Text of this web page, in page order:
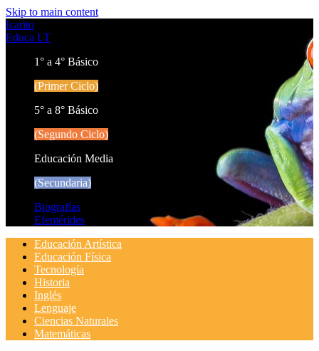
Skip to main content
Icarito
Educa LT
1° a 4° Básico
(Primer Ciclo)
5° a 8° Básico
(Segundo Ciclo)
Educación Media
(Secundaria)
Biografías
Efemérides
Educación Artística
Educación Física
Tecnología
Historia
Inglés
Lenguaje
Ciencias Naturales
Matemáticas